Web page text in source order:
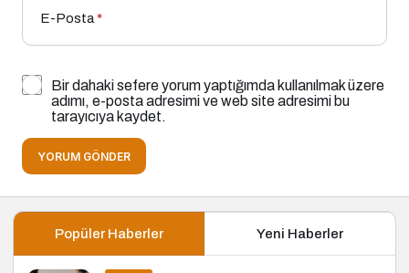
E-Posta*
Bir dahaki sefere yorum yaptığımda kullanılmak üzere
adımı, e-posta adresimi ve web site adresimi bu
tarayıcıya kaydet.
YORUM GÖNDER
Popüler Haberler Yeni Haberler